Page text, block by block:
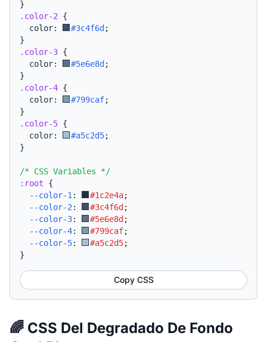
}
.color-2 {
  color:
#3c4f6d ;
}
.color-3 {
  color:
#5e6e8d ;
}
.color-4 {
  color:
#799caf;
}
.color-5 {
  color:
#a5c2d5;
}
/* CSS Variables */
:root {
--color-1 : #1c2e4a;
--color-2 : #3c4f6d ;
--color-3: #5e6e8d ;
--color-4: #799caf;
--color-5: #a5c2d5;
}
Copy CSS
🌈 CSS Del Degradado De Fondo